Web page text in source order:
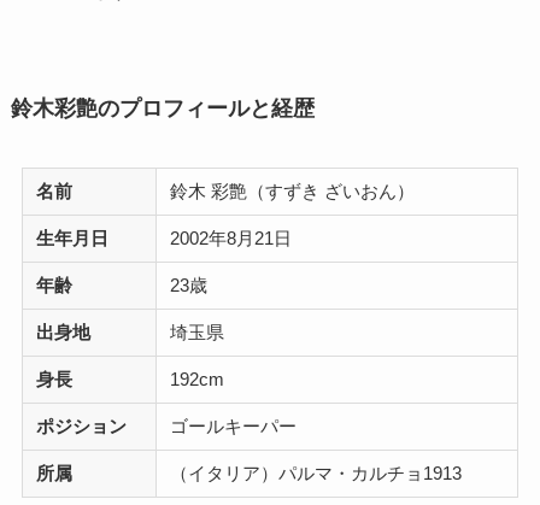
鈴木彩艶のプロフィールと経歴
名前 鈴木 彩艶（すずき ざいおん）
生年月日 2002年8月21日
年齢 23歳
出身地 埼玉県
身長 192cm
ポジション ゴールキーパー
所属 （イタリア）パルマ・カルチョ1913